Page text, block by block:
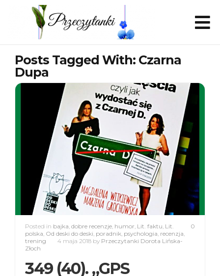
Posts Tagged With: Czarna
Dupa
0
Posted in bajka, dobre recenzje, humor, Lit. faktu, Lit.
polska, Od deski do deski, poradnik, psychologia, recenzja,
trening
4 maja 2018 by Przeczytanki Dorota Lińska-
Złoch
349 (40). „GPS